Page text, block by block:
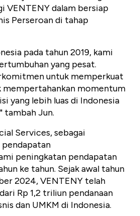
VENTENY dalam bersiap
Perseroan di tahap
pada tahun 2019, kami
yang pesat.
untuk memperkuat
mempertahankan momentum
yang lebih luas di Indonesia
tambah Jun.
Services, sebagai
peningkatan pendapatan
ke tahun. Sejak awal tahun
2024, VENTENY telah
Rp 1,2 triliun pendanaan
dan UMKM di Indonesia.